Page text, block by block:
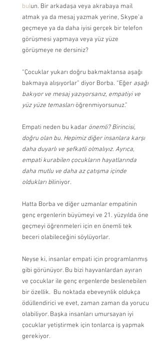
bulun. Bir arkadaşa veya akrabaya mail
atmak ya da mesaj yazmak yerine, Skype’a
geçmeye ya da daha iyisi gerçek bir telefon
görüşmesi yapmaya veya yüz yüze
görüşmeye ne dersiniz?
“Çocuklar yukarı doğru bakmaktansa aşağı
bakmaya alışıyorlar” diyor Borba. “Eğer aşağı
bakıyor ve mesaj yazıyorsanız, empatiyi ve
yüz yüze temasları öğrenmiyorsunuz.”
Empati neden bu kadar önemli? Birincisi,
doğru olan bu. Hepimiz diğer insanlara karşı
daha duyarlı ve şefkatli olmalıyız. Ayrıca,
empati kurabilen çocukların hayatlarında
daha mutlu ve daha az çatışma içinde
oldukları biliniyor.
Hatta Borba ve diğer uzmanlar empatinin
genç ergenlerin büyümeyi ve 21. yüzyılda öne
geçmeyi öğrenmeleri için en önemli tek
beceri olabileceğini söylüyorlar.
Neyse ki, insanlar empati için programlanmış
gibi görünüyor. Bu bizi hayvanlardan ayıran
ve çocuklar ile genç ergenlerde beslenebilen
bir özellik.  Bu noktada ebeveynlik oldukça
ödüllendirici ve evet, zaman zaman da yorucu
olabiliyor. Başka insanları umursayan iyi
çocuklar yetiştirmek için tonlarca iş yapmak
gerekiyor.